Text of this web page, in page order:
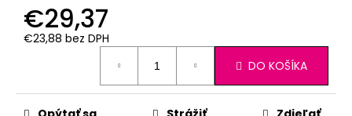
€29,37
€23,88 bez DPH
DO KOŠÍKA